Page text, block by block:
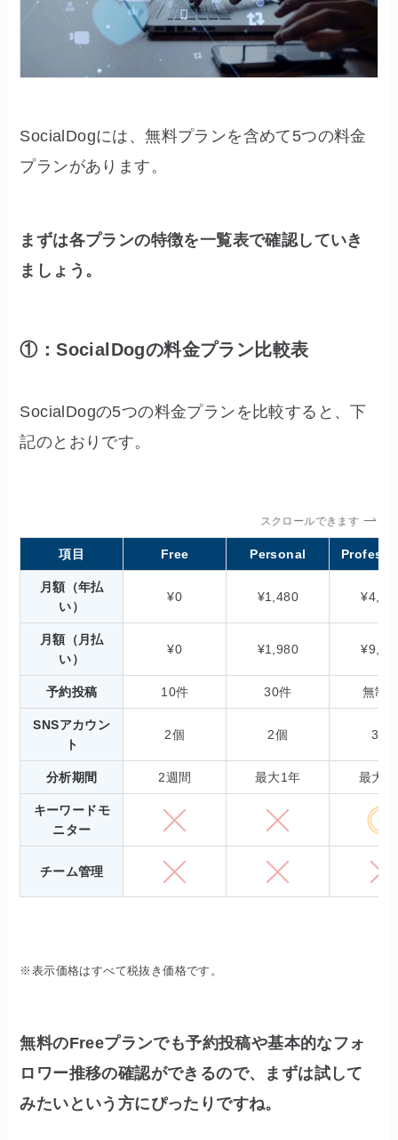
SocialDogには、無料プランを含めて5つの料金
プランがあります。
まずは各プランの特徴を一覧表で確認していき
ましょう。
①：SocialDogの料金プラン比較表
SocialDogの5つの料金プランを比較すると、下
記のとおりです。
スクロールできます
項目 Free Personal
月額（年払
い）
¥0 ¥1,480
月額（月払
い）
¥0 ¥1,980
予約投稿 10件 30件 無制
SNSアカウン
ト
2個 2個 3個
分析期間 2週間 最大1年 最大2
キーワードモ
ニター
チーム管理
※表示価格はすべて税抜き価格です。
無料のFreeプランでも予約投稿や基本的なフォ
ロワー推移の確認ができるので、まずは試して
みたいという方にぴったりですね。